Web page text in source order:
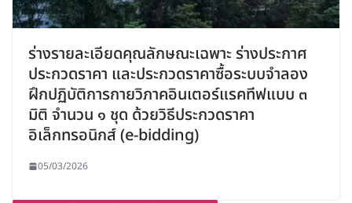
ร่างรายละเอียดคุณลักษณะเฉพาะ ร่างประกาศ
ประกวดราคา และประกวดราคาซื้อระบบจำลอง
ฝึกปฏิบัติการกายวิภาคอินเตอร์แรคทีฟแบบ ๓
มิติ จำนวน ๑ ชุด ด้วยวิธีประกวดราคา
อิเล็กทรอนิกส์ (e-bidding)
05/03/2026